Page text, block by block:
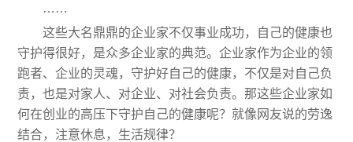
……
这些大名鼎鼎的企业家不仅事业成功，自己的健康也
守护得很好，是众多企业家的典范。企业家作为企业的领
跑者、企业的灵魂，守护好自己的健康，不仅是对自己负
责，也是对家人、对企业、对社会负责。那这些企业家如
何在创业的高压下守护自己的健康呢？就像网友说的劳逸
结合，注意休息，生活规律？